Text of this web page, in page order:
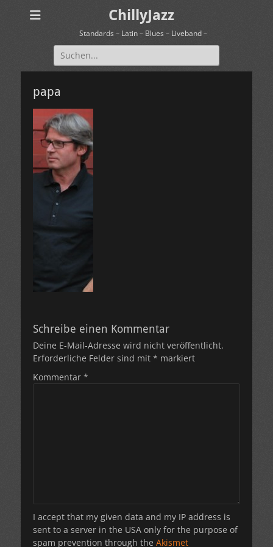
ChillyJazz
Standards – Latin – Blues – Liveband –
Suchen
nach:
papa
Schreibe einen Kommentar
Deine E-Mail-Adresse wird nicht veröffentlicht.
Erforderliche Felder sind mit * markiert
Kommentar *
I accept that my given data and my IP address is
sent to a server in the USA only for the purpose of
spam prevention through the Akismet